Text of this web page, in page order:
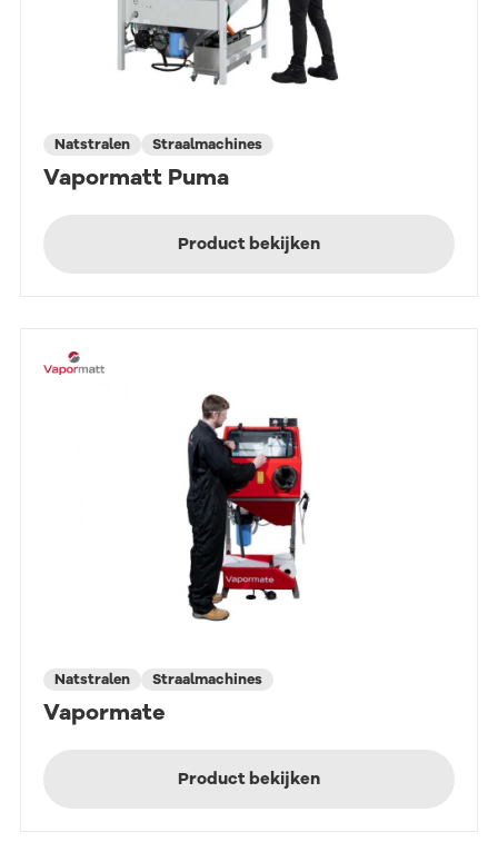
Natstralen Straalmachines
Vapormatt Puma
Product bekijken
Natstralen Straalmachines
Vapormate
Product bekijken